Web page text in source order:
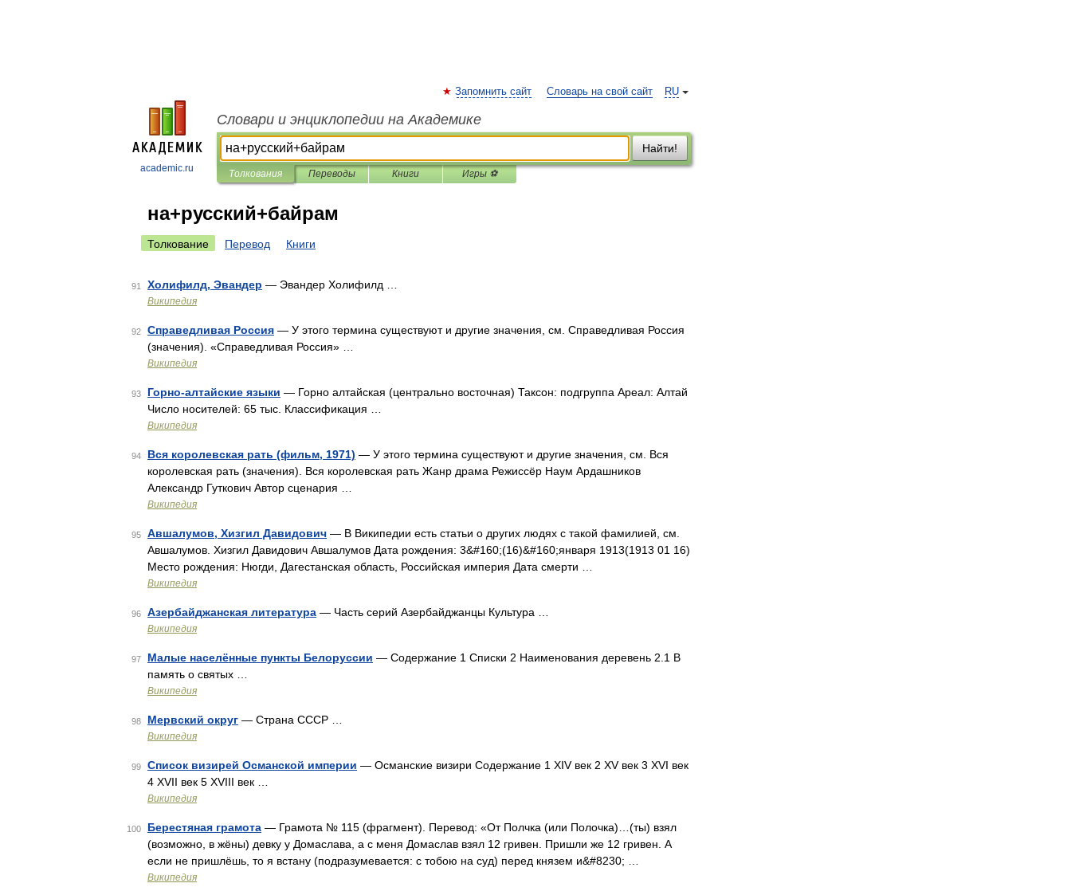
academic.ru
RU
Запомнить сайт Словарь на свой сайт
Словари и энциклопедии на Академике
Найти!
Толкования Переводы Книги Игры ⚽
на+русский+байрам
Толкование Перевод Книги
91 Холифилд, Эвандер — Эвандер Холифилд …
Википедия
92 Справедливая Россия — У этого термина существуют и другие значения, см. Справедливая Россия
(значения). «Справедливая Россия» …
Википедия
93 Горно-алтайские языки — Горно алтайская (центрально восточная) Таксон: подгруппа Ареал: Алтай
Число носителей: 65 тыс. Классификация …
Википедия
94 Вся королевская рать (фильм, 1971) — У этого термина существуют и другие значения, см. Вся
королевская рать (значения). Вся королевская рать Жанр драма Режиссёр Наум Ардашников
Александр Гуткович Автор сценария …
Википедия
95 Авшалумов, Хизгил Давидович — В Википедии есть статьи о других людях с такой фамилией, см.
Авшалумов. Хизгил Давидович Авшалумов Дата рождения: 3&#160;(16)&#160;января 1913(1913 01 16)
Место рождения: Нюгди, Дагестанская область, Российская империя Дата смерти …
Википедия
96 Азербайджанская литература — Часть серий Азербайджанцы Культура …
Википедия
97 Малые населённые пункты Белоруссии — Содержание 1 Списки 2 Наименования деревень 2.1 В
память о святых …
Википедия
98 Мервский округ — Страна СССР …
Википедия
99 Список визирей Османской империи — Османские визири Содержание 1 XIV век 2 XV век 3 XVI век
4 XVII век 5 XVIII век …
Википедия
100 Берестяная грамота — Грамота № 115 (фрагмент). Перевод: «От Полчка (или Полочка)…(ты) взял
(возможно, в жёны) девку у Домаслава, а с меня Домаслав взял 12 гривен. Пришли же 12 гривен. А
если не пришлёшь, то я встану (подразумевается: с тобою на суд) перед князем и&#8230; …
Википедия